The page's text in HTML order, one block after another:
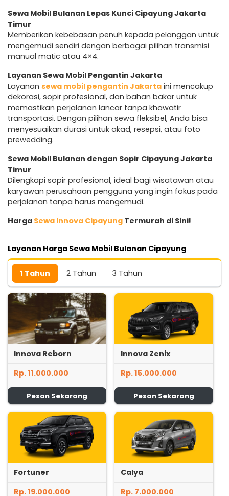
Sewa Mobil Bulanan Lepas Kunci Cipayung Jakarta
Timur
Memberikan kebebasan penuh kepada pelanggan untuk
mengemudi sendiri dengan berbagai pilihan transmisi
manual matic atau 4×4.
Layanan Sewa Mobil Pengantin Jakarta
Layanan sewa mobil pengantin Jakarta ini mencakup
dekorasi, sopir profesional, dan bahan bakar untuk
memastikan perjalanan lancar tanpa khawatir
transportasi. Dengan pilihan sewa fleksibel, Anda bisa
menyesuaikan durasi untuk akad, resepsi, atau foto
prewedding.
Sewa Mobil Bulanan dengan Sopir Cipayung Jakarta
Timur
Dilengkapi sopir profesional, ideal bagi wisatawan atau
karyawan perusahaan pengguna yang ingin fokus pada
perjalanan tanpa harus mengemudi.
Harga Sewa Innova Cipayung Termurah di Sini!
Layanan Harga Sewa Mobil Bulanan Cipayung
1 Tahun 2 Tahun 3 Tahun
Innova Reborn
Rp. 11.000.000
Pesan Sekarang
Innova Zenix
Rp. 15.000.000
Pesan Sekarang
Fortuner
Rp. 19.000.000
Calya
Rp. 7.000.000